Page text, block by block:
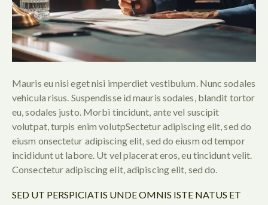
Mauris eu nisi eget nisi imperdiet vestibulum. Nunc sodales
vehicula risus. Suspendisse id mauris sodales, blandit tortor
eu, sodales justo. Morbi tincidunt, ante vel suscipit
volutpat, turpis enim volutpSectetur adipiscing elit, sed do
eiusm onsectetur adipiscing elit, sed do eiusm od tempor
incididunt ut labore. Ut vel placerat eros, eu tincidunt velit.
Consectetur adipiscing elit, adipiscing elit, sed do.
SED UT PERSPICIATIS UNDE OMNIS ISTE NATUS ET